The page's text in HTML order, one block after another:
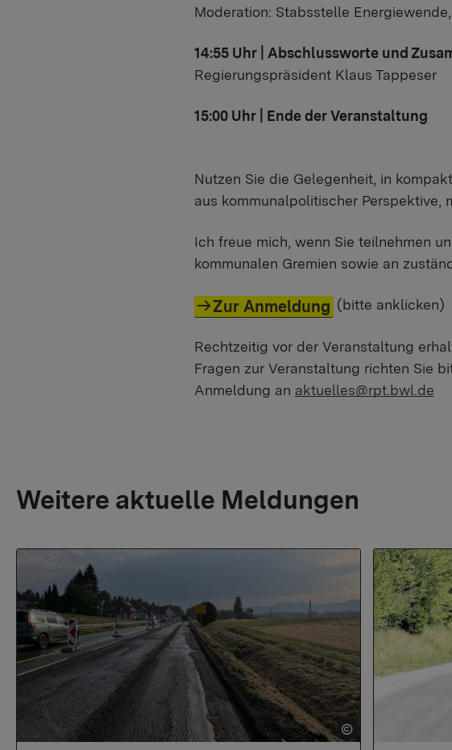
Moderation: Stabsstelle
14:55 Uhr | Abschlussworte und
Regierungspräsident Klaus Tappeser
15:00 Uhr | Ende der Veranstaltung
Nutzen Sie die Gelegenheit, in
aus kommunalpolitischer Perspektive,
Ich freue mich, wenn Sie teilnehmen
kommunalen Gremien sowie an
Zur Anmeldung (bitte anklicken)
Rechtzeitig vor der Veranstaltung
Fragen zur Veranstaltung richten Sie
Anmeldung an aktuelles@rpt.bwl.de
Weitere aktuelle Meldungen